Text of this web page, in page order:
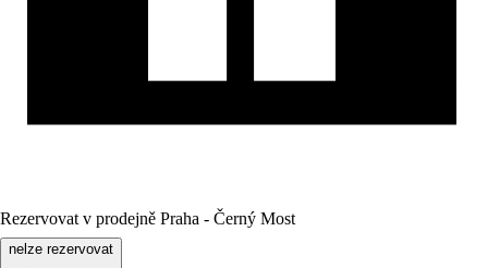
Rezervovat v prodejně Praha - Černý Most
nelze rezervovat